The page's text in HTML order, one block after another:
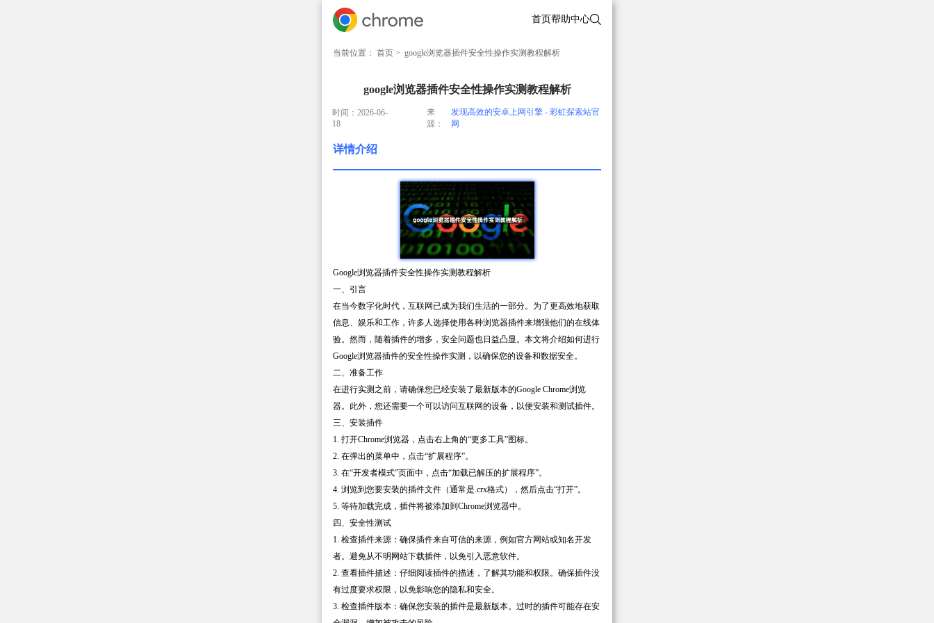
首页帮助中心
当前位置： 首页 > google浏览器插件安全性操作实测教程解析
google浏览器插件安全性操作实测教程解析
时间：2026-06-
18
来
源：
发现高效的安卓上网引擎 - 彩虹探索站官
网
详情介绍
Google浏览器插件安全性操作实测教程解析
一、引言
在当今数字化时代，互联网已成为我们生活的一部分。为了更高效地获取
信息、娱乐和工作，许多人选择使用各种浏览器插件来增强他们的在线体
验。然而，随着插件的增多，安全问题也日益凸显。本文将介绍如何进行
Google浏览器插件的安全性操作实测，以确保您的设备和数据安全。
二、准备工作
在进行实测之前，请确保您已经安装了最新版本的Google Chrome浏览
器。此外，您还需要一个可以访问互联网的设备，以便安装和测试插件。
三、安装插件
1. 打开Chrome浏览器，点击右上角的“更多工具”图标。
2. 在弹出的菜单中，点击“扩展程序”。
3. 在“开发者模式”页面中，点击“加载已解压的扩展程序”。
4. 浏览到您要安装的插件文件（通常是.crx格式），然后点击“打开”。
5. 等待加载完成，插件将被添加到Chrome浏览器中。
四、安全性测试
1. 检查插件来源：确保插件来自可信的来源，例如官方网站或知名开发
者。避免从不明网站下载插件，以免引入恶意软件。
2. 查看插件描述：仔细阅读插件的描述，了解其功能和权限。确保插件没
有过度要求权限，以免影响您的隐私和安全。
3. 检查插件版本：确保您安装的插件是最新版本。过时的插件可能存在安